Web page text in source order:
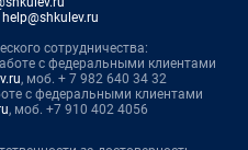
help@shkulev.ru
сотрудничества:
с федеральными клиентами
, моб. + 7 982 640 34 32
с федеральными клиентами
, моб. +7 910 402 4056